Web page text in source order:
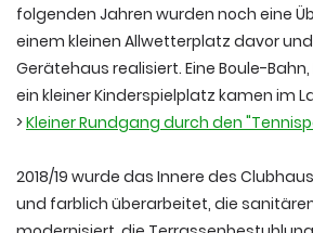
folgenden Jahren wurden noch eine
einem kleinen Allwetterplatz davor
Gerätehaus realisiert. Eine Boule-
ein kleiner Kinderspielplatz kamen im
>Kleiner Rundgang durch den
2018/19 wurde das Innere des
und farblich überarbeitet, die